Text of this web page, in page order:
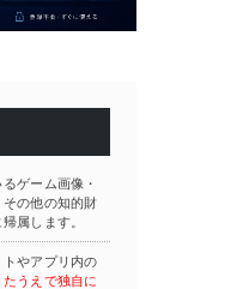
ゲーム画像・
の他の知的財
属します。
やアプリ内の
うえで独自に